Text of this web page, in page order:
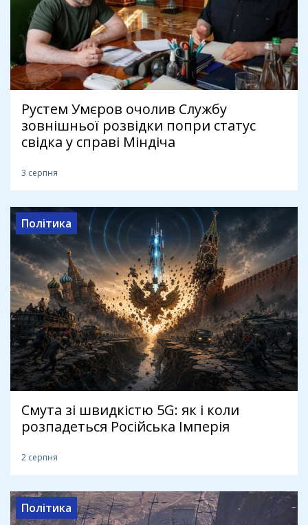
Рустем Умєров очолив Службу
зовнішньої розвідки попри статус
свідка у справі Міндіча
3 серпня
Політика
Смута зі швидкістю 5G: як і коли
розпадеться Російська Імперія
2 серпня
Політика